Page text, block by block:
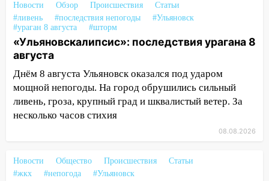
12:12
Прокуратура взяла на контроль
ДТП с шестилетним ребёнком на улице
Федерации
12:01 Пьяная женщина сбила
шестилетнего ребёнка на улице
Федерации: возбуждено уголовное дело
11:16 В Ульяновске ищут 37-летнего
мужчину, пропавшего ещё 19 июля
хаски: куда сходить в Ульяновской
области 8–9 августа
Новости Обзор Происшествия
Статьи
#ливень
#последствия непогоды
#Ульяновск
#ураган 8 августа
#шторм
«Ульяновскалипсис»: последствия урагана 8
августа
Днём 8 августа Ульяновск оказался под ударом
мощной непогоды. На город обрушились сильный
ливень, гроза, крупный град и шквалистый ветер. За
несколько часов стихия
08.08.2026
Новости Общество Происшествия
Статьи
#жкх
#непогода #Ульяновск